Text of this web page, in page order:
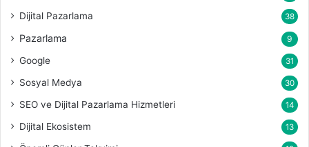
Dijital Pazarlama 38
Pazarlama 9
Google 31
Sosyal Medya 30
SEO ve Dijital Pazarlama Hizmetleri 14
Dijital Ekosistem 13